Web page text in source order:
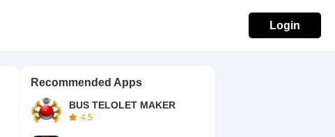
Login
Sahroni dan Nafa Urbach
Recommended Apps
BUS TELOLET MAKER
4.5